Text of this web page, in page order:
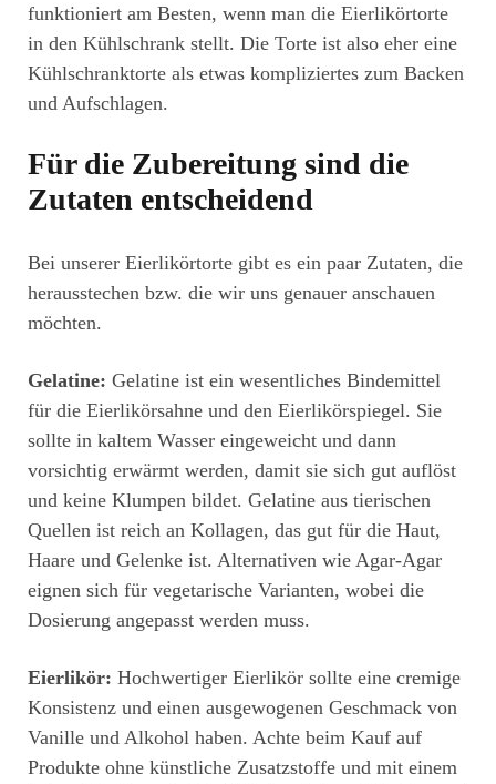
funktioniert am Besten, wenn man die Eierlikörtorte
in den Kühlschrank stellt. Die Torte ist also eher eine
Kühlschranktorte als etwas kompliziertes zum Backen
und Aufschlagen.
Für die Zubereitung sind die
Zutaten entscheidend
Bei unserer Eierlikörtorte gibt es ein paar Zutaten, die
herausstechen bzw. die wir uns genauer anschauen
möchten.
Gelatine: Gelatine ist ein wesentliches Bindemittel
für die Eierlikörsahne und den Eierlikörspiegel. Sie
sollte in kaltem Wasser eingeweicht und dann
vorsichtig erwärmt werden, damit sie sich gut auflöst
und keine Klumpen bildet. Gelatine aus tierischen
Quellen ist reich an Kollagen, das gut für die Haut,
Haare und Gelenke ist. Alternativen wie Agar-Agar
eignen sich für vegetarische Varianten, wobei die
Dosierung angepasst werden muss.
Eierlikör: Hochwertiger Eierlikör sollte eine cremige
Konsistenz und einen ausgewogenen Geschmack von
Vanille und Alkohol haben. Achte beim Kauf auf
Produkte ohne künstliche Zusatzstoffe und mit einem